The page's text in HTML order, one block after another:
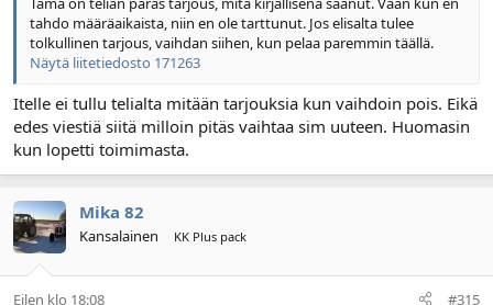
tahdo määräaikaista, niin en ole tarttunut. Jos elisalta tulee
tolkullinen tarjous, vaihdan siihen, kun pelaa paremmin täällä.
Näytä liitetiedosto 171263
Itelle ei tullu telialta mitään tarjouksia kun vaihdoin pois. Eikä
edes viestiä siitä milloin pitäs vaihtaa sim uuteen. Huomasin
kun lopetti toimimasta.
Mika 82
Kansalainen KK Plus pack
Eilen klo 18:08 #315